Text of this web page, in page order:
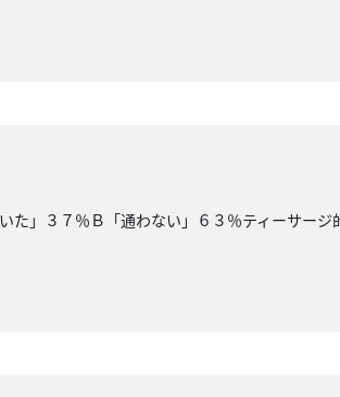
」３７％Ｂ「通わない」６３％ティーサージ